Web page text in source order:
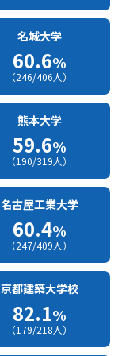
名城大学
60.6%
（246/406人）
熊本大学
59.6%
（190/319人）
名古屋工業大学
60.4%
（247/409人）
京都建築大学校
82.1%
（179/218人）